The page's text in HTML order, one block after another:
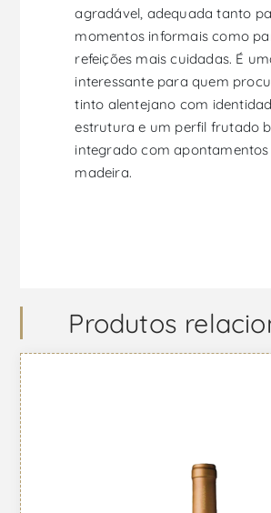
agradável, adequada tanto
momentos informais como
refeições mais cuidadas. É
interessante para quem
tinto alentejano com
estrutura e um perfil frutado
integrado com apontamentos
madeira.
Produtos